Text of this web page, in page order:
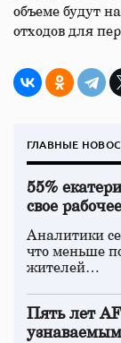
объеме будут
отходов для
ГЛАВНЫЕ
55%
свое
Аналитики
что меньше
жителей…
Пять лет